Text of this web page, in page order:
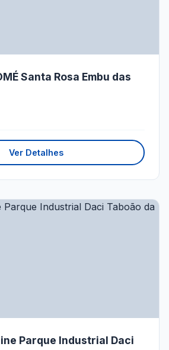
Santa Rosa Embu das
Ver Detalhes
Parque Industrial Daci